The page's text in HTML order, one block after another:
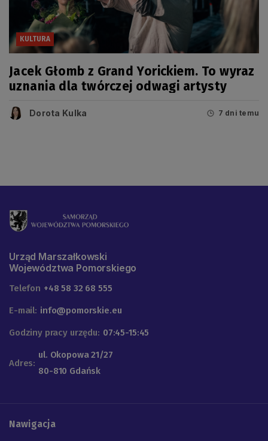
KULTURA
Jacek Głomb z Grand Yorickiem. To wyraz
uznania dla twórczej odwagi artysty
Dorota Kulka 7 dni temu
Urząd Marszałkowski
Województwa Pomorskiego
Telefon +48 58 32 68 555
E-mail: info@pomorskie.eu
Godziny pracy urzędu: 07:45-15:45
Adres:
ul. Okopowa 21/27
80-810 Gdańsk
Nawigacja